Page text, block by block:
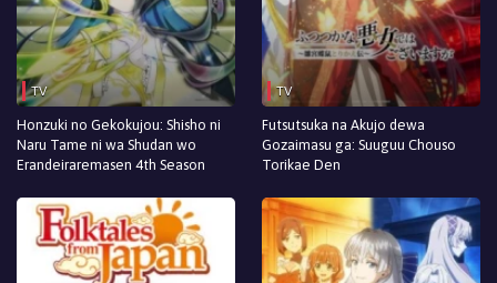
TV
Honzuki no Gekokujou: Shisho ni
Naru Tame ni wa Shudan wo
Erandeiraremasen 4th Season
TV
Futsutsuka na Akujo dewa
Gozaimasu ga: Suuguu Chouso
Torikae Den